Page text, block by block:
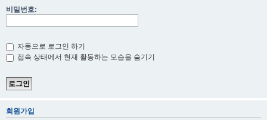
비밀번호:
자동으로 로그인 하기
접속 상태에서 현재 활동하는 모습을 숨기기
회원가입